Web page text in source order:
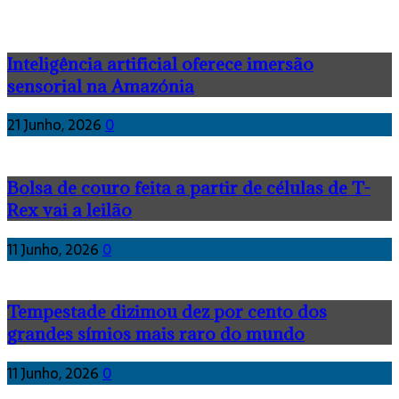
Inteligência artificial oferece imersão
sensorial na Amazónia
21 Junho, 20260
Bolsa de couro feita a partir de células de T-
Rex vai a leilão
11 Junho, 2026 0
Tempestade dizimou dez por cento dos
grandes símios mais raro do mundo
11 Junho, 2026 0